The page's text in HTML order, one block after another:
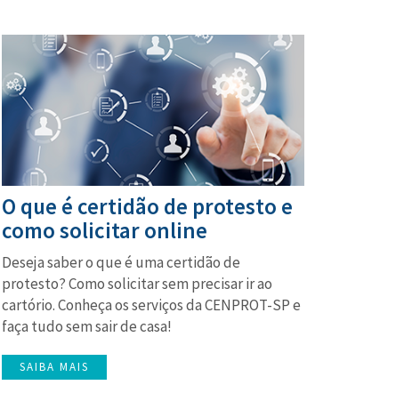
O que é certidão de protesto e
como solicitar online
Deseja saber o que é uma certidão de
protesto? Como solicitar sem precisar ir ao
cartório. Conheça os serviços da CENPROT-SP e
faça tudo sem sair de casa!
SAIBA MAIS